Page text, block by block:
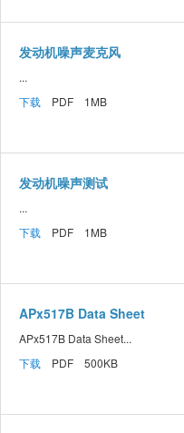
发动机噪声麦克风
...
下载 PDF 1MB
发动机噪声测试
...
下载 PDF 1MB
APx517B Data Sheet
APx517B Data Sheet...
下载 PDF 500KB